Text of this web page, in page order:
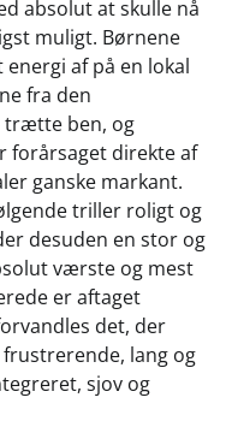
absolut at skulle nå
muligt. Børnene
af på en lokal
fra den
trætte ben, og
forårsaget direkte af
ganske markant.
triller roligt og
desuden en stor og
værste og mest
er aftaget
det, der
lang og
sjov og